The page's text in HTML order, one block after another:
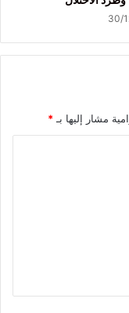
30/
مشار إليها بـ *